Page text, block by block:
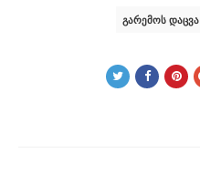
ᲒᲐᲠᲔᲛᲝᲡ ᲓᲐᲪᲕᲐ